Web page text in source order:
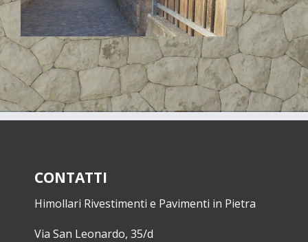
CONTATTI
Himollari Rivestimenti e Pavimenti in Pietra
Via San Leonardo, 35/d